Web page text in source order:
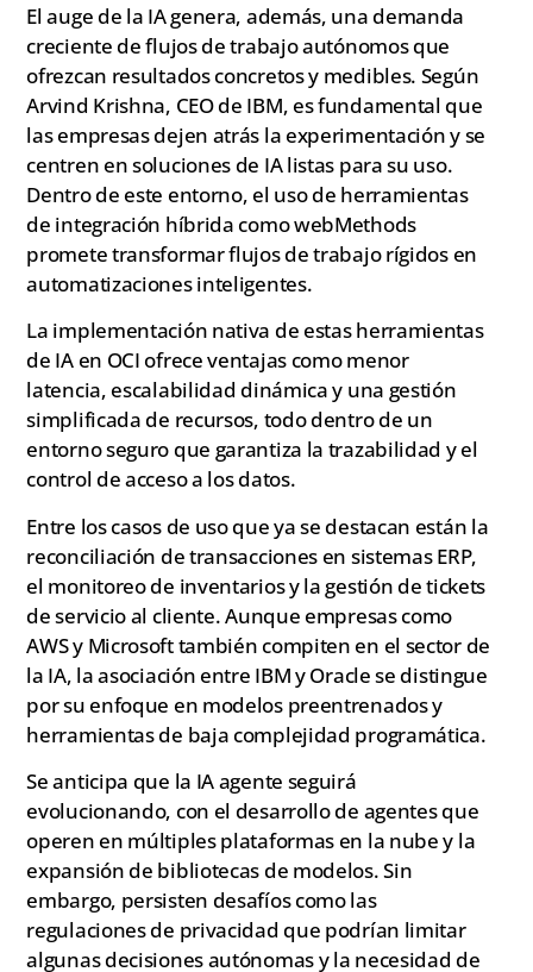
El auge de la IA genera, además, una demanda
creciente de flujos de trabajo autónomos que
ofrezcan resultados concretos y medibles. Según
Arvind Krishna, CEO de IBM, es fundamental que
las empresas dejen atrás la experimentación y se
centren en soluciones de IA listas para su uso.
Dentro de este entorno, el uso de herramientas
de integración híbrida como webMethods
promete transformar flujos de trabajo rígidos en
automatizaciones inteligentes.
La implementación nativa de estas herramientas
de IA en OCI ofrece ventajas como menor
latencia, escalabilidad dinámica y una gestión
simplificada de recursos, todo dentro de un
entorno seguro que garantiza la trazabilidad y el
control de acceso a los datos.
Entre los casos de uso que ya se destacan están la
reconciliación de transacciones en sistemas ERP,
el monitoreo de inventarios y la gestión de tickets
de servicio al cliente. Aunque empresas como
AWS y Microsoft también compiten en el sector de
la IA, la asociación entre IBM y Oracle se distingue
por su enfoque en modelos preentrenados y
herramientas de baja complejidad programática.
Se anticipa que la IA agente seguirá
evolucionando, con el desarrollo de agentes que
operen en múltiples plataformas en la nube y la
expansión de bibliotecas de modelos. Sin
embargo, persisten desafíos como las
regulaciones de privacidad que podrían limitar
algunas decisiones autónomas y la necesidad de